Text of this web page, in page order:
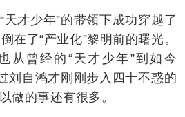
才少年”的带领下成功穿越了
在了“产业化”黎明前的曙光。
从曾经的“天才少年”到如今
刘自鸿才刚刚步入四十不惑的
做的事还有很多。